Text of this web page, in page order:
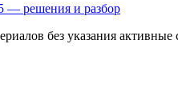
— решения и разбор
без указания